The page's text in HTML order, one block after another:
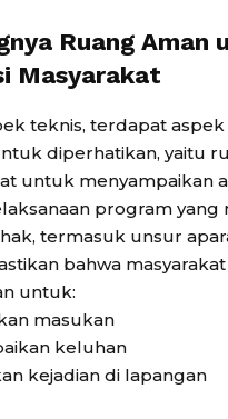
Ruang Aman
Masyarakat
teknis, terdapat
diperhatikan, yaitu
untuk menyampaikan
program yang
termasuk unsur
bahwa
untuk:
masukan
keluhan
kejadian di lapangan